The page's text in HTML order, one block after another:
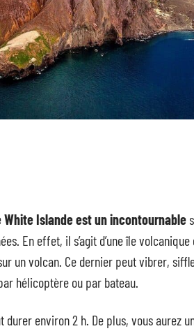
White Islande est un incontournable
En effet, il s’agit d’une île
un volcan. Ce dernier peut vibrer,
hélicoptère ou par bateau.
environ 2 h. De plus, vous aurez